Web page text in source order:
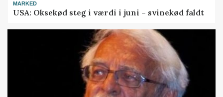
MARKED
USA: Oksekød steg i værdi i juni – svinekød faldt